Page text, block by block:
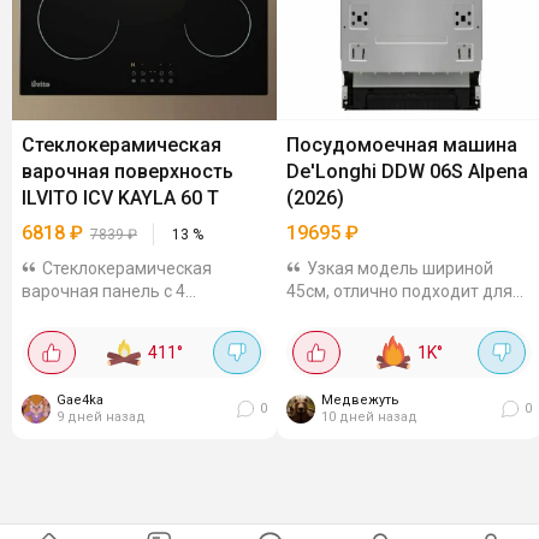
Стеклокерамическая
варочная поверхность
ILVITO ICV KAYLA 60 T
6818 ₽ 7839₽ 13 %
Стеклокерамическая
варочная панель с 4
6400 Вт размерами
590×520×50 мм (встраивание
режимов нагрева, сенсорное
управление,...
411°
Gae4ka
9 дней назад
0
Посудомоечная машина
De'Longhi DDW 06S Alpena
(2026)
19695 ₽
Узкая модель шириной
45см, отлично подходит для
вмещает до 9 комплектов
посуды - хватит на семью до 3
мойки:...
1K°
Медвежуть
10 дней назад
0